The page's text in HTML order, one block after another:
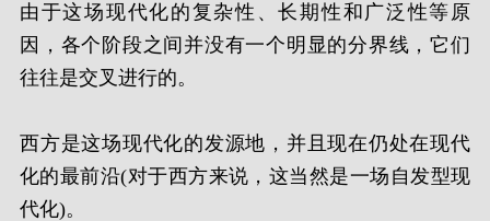
由于这场现代化的复杂性、长期性和广泛性等原
因，各个阶段之间并没有一个明显的分界线，它们
往往是交叉进行的。
西方是这场现代化的发源地，并且现在仍处在现代
化的最前沿(对于西方来说，这当然是一场自发型现
代化)。